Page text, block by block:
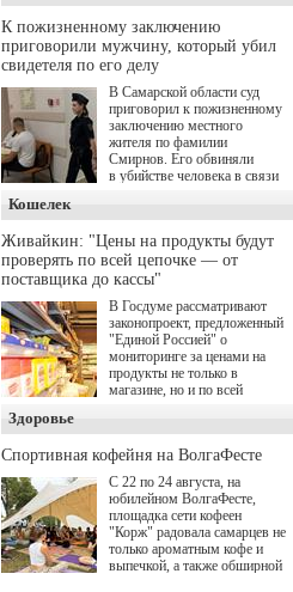
мотивам одноименного
романа Сергея Лукьяненко.
Главные роли в проекте
исполнили Артем Кошман,
Полина Гухман, Вероника
Устимова, Олег Савостюк,
Святослав Рогожан, Кузьма
Котрелёв, Никита
Кологривый, Елисей
Чучилин, Александра
Дмитрий Куличков и Юлия
Волкова в роли родителей.
Режиссер-постановщик
проекта — Егор Чичканов
(сериалы "Комбинация", "И
снова здравствуйте!").
К пожизненному заключению
приговорили мужчину, который убил
свидетеля по его делу
В Самарской области суд
приговорил к пожизненному
заключению местного
жителя по фамилии
Смирнов. Его обвиняли
в убийстве человека в связи
Кошелек
Живайкин: "Цены на продукты будут
проверять по всей цепочке — от
поставщика до кассы"
В Госдуме рассматривают
законопроект, предложенный
"Единой Россией" о
мониторинге за ценами на
продукты не только в
магазине, но и по всей
понятно, где именно цена
"поехала" вверх и кто её
разогнал.
Здоровье
Спортивная кофейня на ВолгаФесте
С 22 по 24 августа, на
юбилейном ВолгаФесте,
площадка сети кофеен
"Корж" радовала самарцев не
только ароматным кофе и
выпечкой, а также обширной